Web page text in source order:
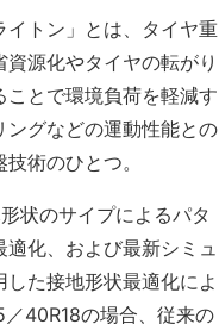
トン」とは、タイヤ重
源化やタイヤの転がり
とで環境負荷を軽減す
ングなどの運動性能との
術のひとつ。
状のサイプによるパタ
化、および最新シミュ
た接地形状最適化によ
40R18の場合、従来の